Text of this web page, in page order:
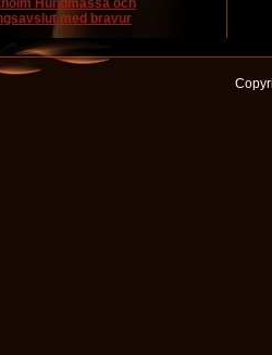
Hundmässa och
med bravur